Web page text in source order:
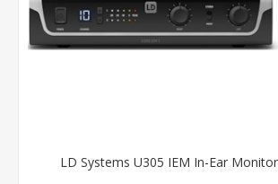
LD Systems U305 IEM In-Ear